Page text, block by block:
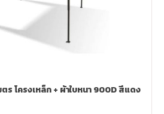
2×3 เมตร โครงเหล็ก + ผ้าใบหนา 900D สีแดง